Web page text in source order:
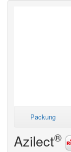
Packung
Azilect®